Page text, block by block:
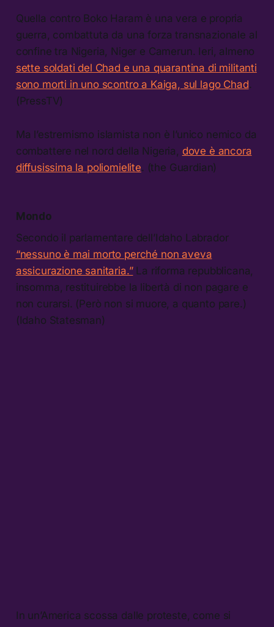
Quella contro Boko Haram è una vera e propria
guerra, combattuta da una forza transnazionale al
confine tra Nigeria, Niger e Camerun. Ieri, almeno
sette soldati del Chad e una quarantina di militanti
sono morti in uno scontro a Kaiga, sul lago Chad.
(PressTV)
Ma l’estremismo islamista non è l’unico nemico da
combattere nel nord della Nigeria, dove è ancora
diffusissima la poliomielite. (the Guardian)
Mondo
Secondo il parlamentare dell’Idaho Labrador
“nessuno è mai morto perché non aveva
assicurazione sanitaria.”La riforma repubblicana,
insomma, restituirebbe la libertà di non pagare e
non curarsi. (Però non si muore, a quanto pare.)
(Idaho Statesman)
In un’America scossa dalle proteste, come si